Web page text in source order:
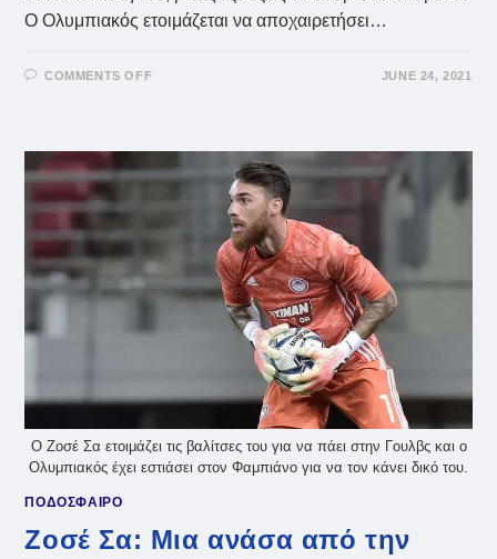
Ο Ολυμπιακός ετοιμάζεται να αποχαιρετήσει…
COMMENTS OFF
ΟΛΥΜΠΙΑΚΌ
–
ΕΝΔΙΑΦΈΡΟΝ
ΓΙΑ
ΒΆΤΣΛΙΚ
JUNE 24, 2021
Ο Ζοσέ Σα ετοιμάζει τις βαλίτσες του για να πάει στην Γουλβς και ο
Ολυμπιακός έχει εστιάσει στον Φαμπιάνο για να τον κάνει δικό του.
ΠΟΔΟΣΦΑΙΡΟ
Ζοσέ Σα: Μια ανάσα από την